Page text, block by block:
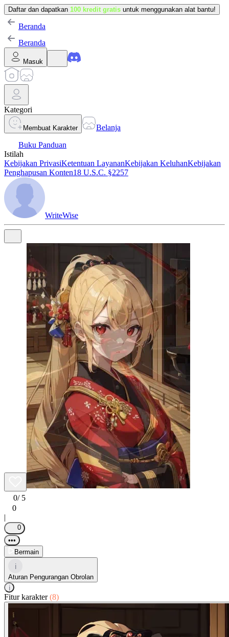
Daftar dan dapatkan 100 kredit gratis untuk menggunakan alat bantu!
Beranda
Beranda
Masuk
Kategori
Membuat Karakter
Belanja
Buku Panduan
Istilah
Kebijakan PrivasiKetentuan LayananKebijakan KeluhanKebijakan
Penghapusan Konten18 U.S.C. §2257
WriteWise
0/ 5
0
|
0
•••
Bermain
i
Aturan Pengurangan Obrolan
i
Fitur karakter(8)